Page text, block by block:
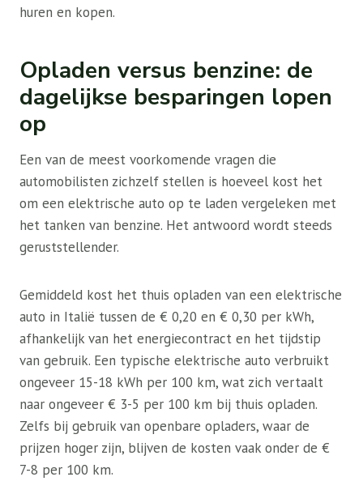
huren en kopen.
Opladen versus benzine: de
dagelijkse besparingen lopen
op
Een van de meest voorkomende vragen die
automobilisten zichzelf stellen is hoeveel kost het
om een ​​elektrische auto op te laden vergeleken met
het tanken van benzine. Het antwoord wordt steeds
geruststellender.
Gemiddeld kost het thuis opladen van een elektrische
auto in Italië tussen de € 0,20 en € 0,30 per kWh,
afhankelijk van het energiecontract en het tijdstip
van gebruik. Een typische elektrische auto verbruikt
ongeveer 15-18 kWh per 100 km, wat zich vertaalt
naar ongeveer € 3-5 per 100 km bij thuis opladen.
Zelfs bij gebruik van openbare opladers, waar de
prijzen hoger zijn, blijven de kosten vaak onder de €
7-8 per 100 km.